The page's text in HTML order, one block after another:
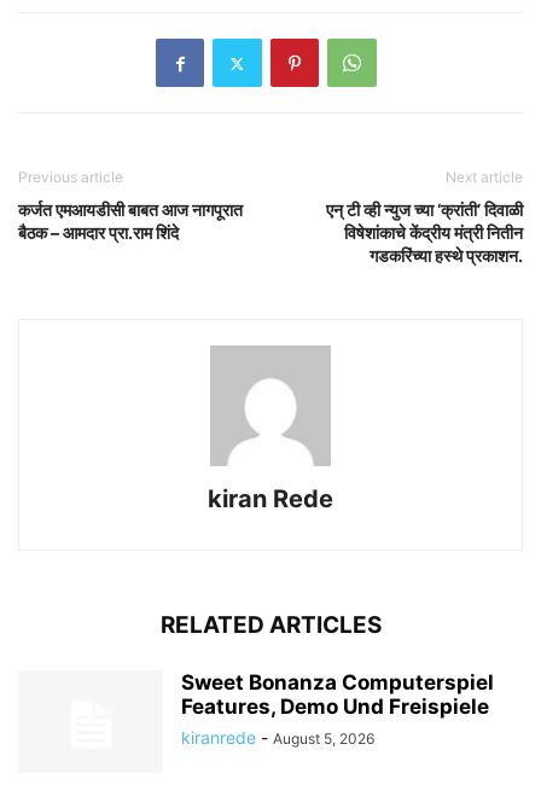
Previous article
कर्जत एमआयडीसी बाबत आज नागपूरात
बैठक – आमदार प्रा.राम शिंदे
Next article
एन् टी व्ही न्युज च्या ‘क्रांती’ दिवाळी
विषेशांकाचे केंद्रीय मंत्री नितीन
गडकरिंच्या हस्थे प्रकाशन.
kiran Rede
RELATED ARTICLES
Sweet Bonanza Computerspiel
Features, Demo Und Freispiele
kiranrede - August 5, 2026